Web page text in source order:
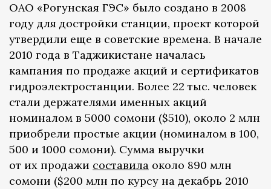
ОАО «Рогунская ГЭС» было создано в 2008
году для достройки станции, проект которой
утвердили еще в советские времена. В начале
2010 года в Таджикистане началась
кампания по продаже акций и сертификатов
гидроэлектростанции. Более 22 тыс. человек
стали держателями именных акций
номиналом в 5000 сомони ($510), около 2 млн
приобрели простые акции (номиналом в 100,
500 и 1000 сомони). Сумма выручки
от их продажи составила около 890 млн
сомони ($200 млн по курсу на декабрь 2010